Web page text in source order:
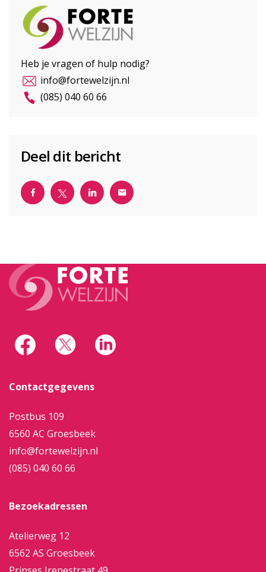
Heb je vragen of hulp nodig?
info@fortewelzijn.nl
(085) 040 60 66
Deel dit bericht
Contactgegevens
Postbus 109
6560 AC Groesbeek
info@fortewelzijn.nl
(085) 040 60 66
Bezoekadressen
Atelierweg 12
6562 AS Groesbeek